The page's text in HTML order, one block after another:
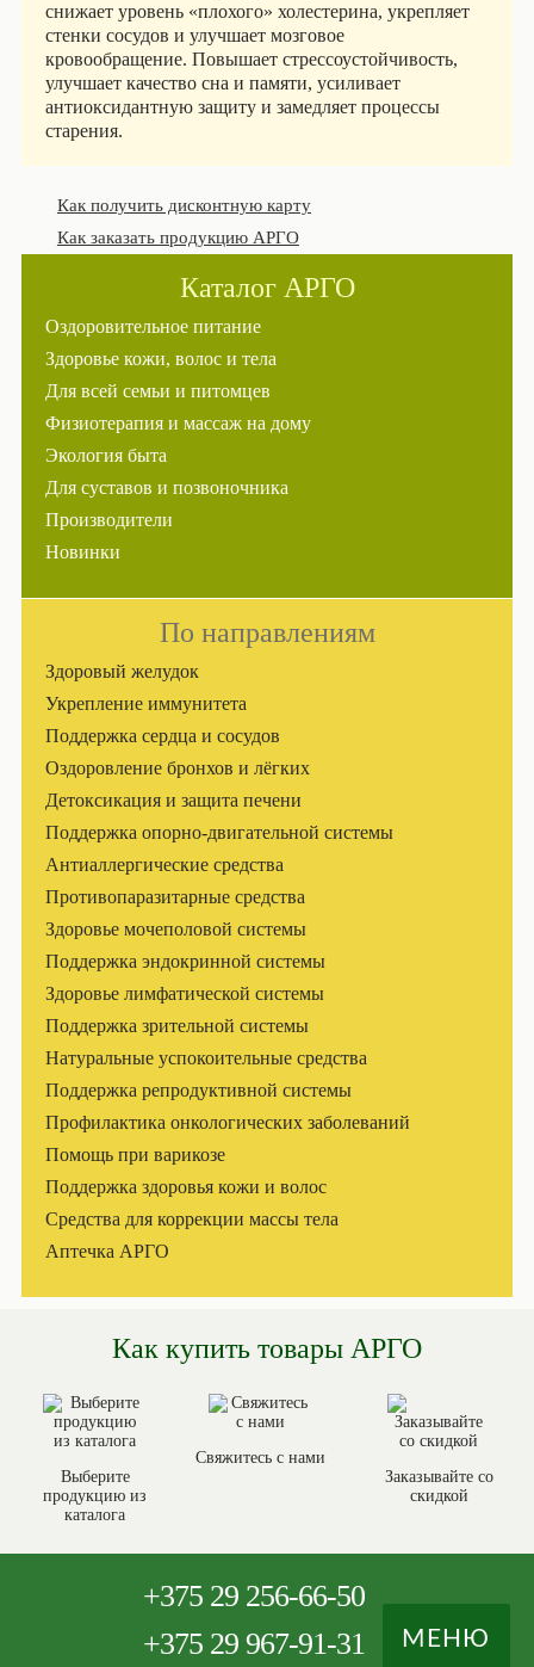
МЕНЮ
снижает уровень «плохого» холестерина, укрепляет
стенки сосудов и улучшает мозговое
кровообращение. Повышает стрессоустойчивость,
улучшает качество сна и памяти, усиливает
антиоксидантную защиту и замедляет процессы
старения.
Как получить дисконтную карту
Как заказать продукцию АРГО
Каталог АРГО
Оздоровительное питание
Здоровье кожи, волос и тела
Для всей семьи и питомцев
Физиотерапия и массаж на дому
Экология быта
Для суставов и позвоночника
Производители
Новинки
По направлениям
Здоровый желудок
Укрепление иммунитета
Поддержка сердца и сосудов
Оздоровление бронхов и лёгких
Детоксикация и защита печени
Поддержка опорно-двигательной системы
Антиаллергические средства
Противопаразитарные средства
Здоровье мочеполовой системы
Поддержка эндокринной системы
Здоровье лимфатической системы
Поддержка зрительной системы
Натуральные успокоительные средства
Поддержка репродуктивной системы
Профилактика онкологических заболеваний
Помощь при варикозе
Поддержка здоровья кожи и волос
Средства для коррекции массы тела
Аптечка АРГО
Как купить товары АРГО
Выберите
продукцию из
каталога
Свяжитесь с нами
Заказывайте со
скидкой
+375 29 256-66-50
+375 29 967-91-31